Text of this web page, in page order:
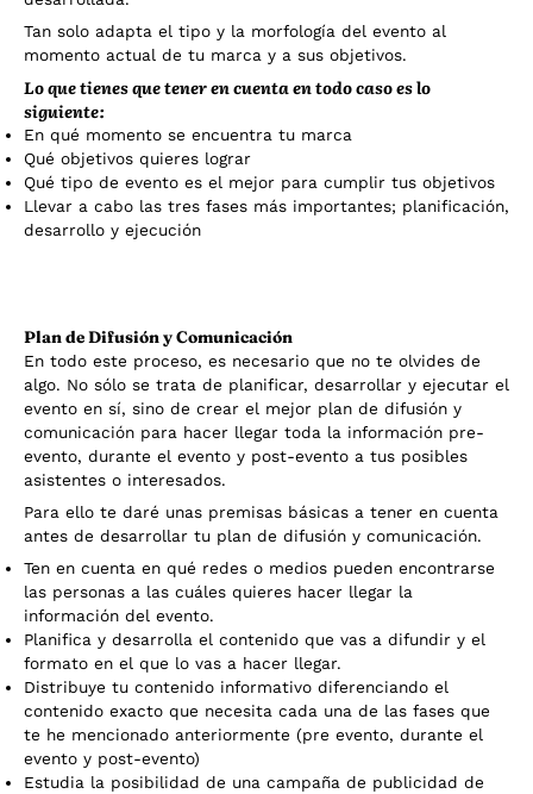
Tan solo adapta el tipo y la morfología del evento al
momento actual de tu marca y a sus objetivos.
Lo que tienes que tener en cuenta en todo caso es lo
siguiente:
En qué momento se encuentra tu marca
Qué objetivos quieres lograr
Qué tipo de evento es el mejor para cumplir tus objetivos
Llevar a cabo las tres fases más importantes; planificación,
desarrollo y ejecución
Plan de Difusión y Comunicación
En todo este proceso, es necesario que no te olvides de
algo. No sólo se trata de planificar, desarrollar y ejecutar el
evento en sí, sino de crear el mejor plan de difusión y
comunicación para hacer llegar toda la información pre-
evento, durante el evento y post-evento a tus posibles
asistentes o interesados.
Para ello te daré unas premisas básicas a tener en cuenta
antes de desarrollar tu plan de difusión y comunicación.
Ten en cuenta en qué redes o medios pueden encontrarse
las personas a las cuáles quieres hacer llegar la
información del evento.
Planifica y desarrolla el contenido que vas a difundir y el
formato en el que lo vas a hacer llegar.
Distribuye tu contenido informativo diferenciando el
contenido exacto que necesita cada una de las fases que
te he mencionado anteriormente (pre evento, durante el
evento y post-evento)
Estudia la posibilidad de una campaña de publicidad de